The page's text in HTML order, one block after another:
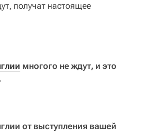
получат настоящее
многого не ждут, и это
от выступления вашей